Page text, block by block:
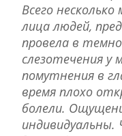
Всего
лица людей,
провела в
слезотечения у
помутнения в
время плохо
болели.
индивидуальны.